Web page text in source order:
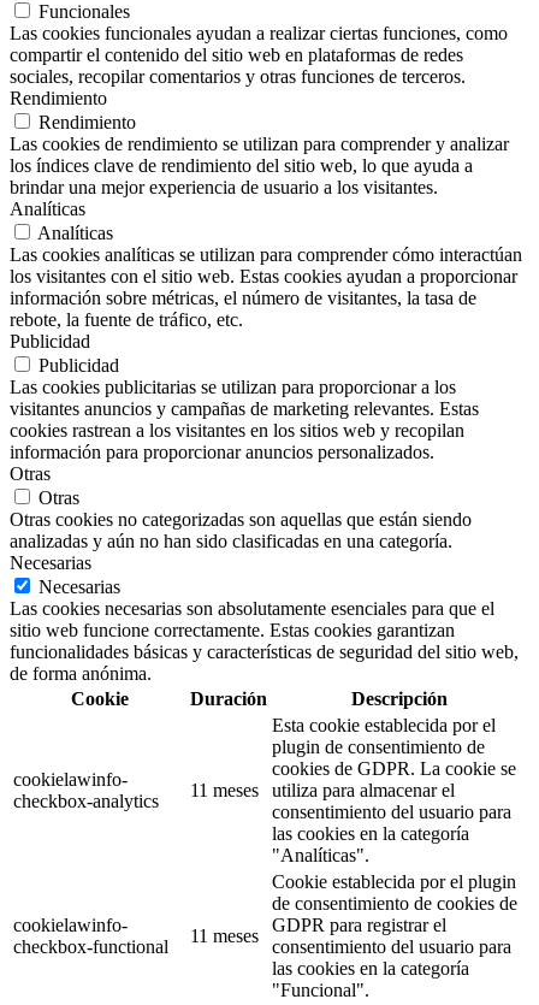
Funcionales
Las cookies funcionales ayudan a realizar ciertas funciones, como
compartir el contenido del sitio web en plataformas de redes
sociales, recopilar comentarios y otras funciones de terceros.
Rendimiento
Rendimiento
Las cookies de rendimiento se utilizan para comprender y analizar
los índices clave de rendimiento del sitio web, lo que ayuda a
brindar una mejor experiencia de usuario a los visitantes.
Analíticas
Analíticas
Las cookies analíticas se utilizan para comprender cómo interactúan
los visitantes con el sitio web. Estas cookies ayudan a proporcionar
información sobre métricas, el número de visitantes, la tasa de
rebote, la fuente de tráfico, etc.
Publicidad
Publicidad
Las cookies publicitarias se utilizan para proporcionar a los
visitantes anuncios y campañas de marketing relevantes. Estas
cookies rastrean a los visitantes en los sitios web y recopilan
información para proporcionar anuncios personalizados.
Otras
Otras
Otras cookies no categorizadas son aquellas que están siendo
analizadas y aún no han sido clasificadas en una categoría.
Necesarias
Necesarias
Las cookies necesarias son absolutamente esenciales para que el
sitio web funcione correctamente. Estas cookies garantizan
funcionalidades básicas y características de seguridad del sitio web,
de forma anónima.
Cookie
Duración Descripción
cookielawinfo-
checkbox-analytics
11 meses
Esta cookie establecida por el
plugin de consentimiento de
cookies de GDPR. La cookie se
utiliza para almacenar el
consentimiento del usuario para
las cookies en la categoría
"Analíticas".
cookielawinfo-
checkbox-functional
11 meses
Cookie establecida por el plugin
de consentimiento de cookies de
GDPR para registrar el
consentimiento del usuario para
las cookies en la categoría
"Funcional".